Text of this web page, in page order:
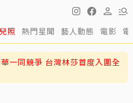
照 熱門星聞 藝人動態 電影
灣林莎首度入圍全